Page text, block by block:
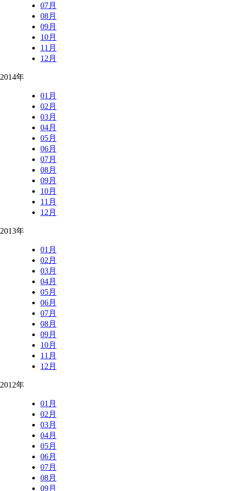
07月
08月
09月
10月
11月
12月
2014年
01月
02月
03月
04月
05月
06月
07月
08月
09月
10月
11月
12月
2013年
01月
02月
03月
04月
05月
06月
07月
08月
09月
10月
11月
12月
2012年
01月
02月
03月
04月
05月
06月
07月
08月
09月